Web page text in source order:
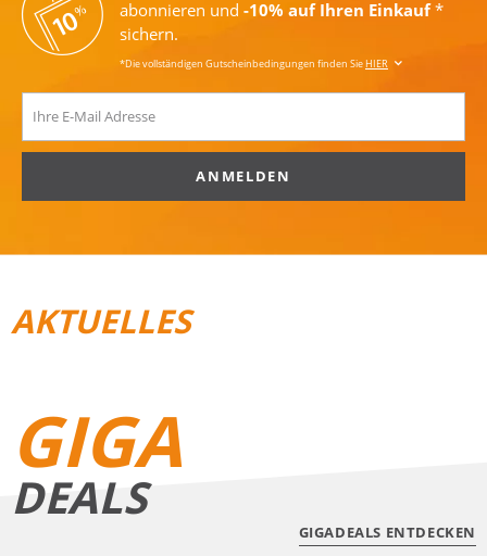
abonnieren und -10% auf Ihren Einkauf*
sichern.
*Die vollständigen Gutscheinbedingungen finden SieHIER
ANMELDEN
AKTUELLES
GIGA
DEALS
GIGADEALS ENTDECKEN